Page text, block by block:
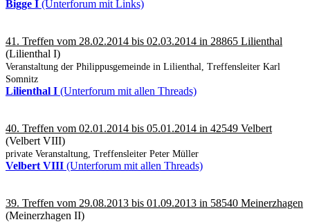
Bigge I (Unterforum mit Links)
41. Treffen vom 28.02.2014 bis 02.03.2014 in 28865 Lilienthal
(Lilienthal I)
Veranstaltung der Philippusgemeinde in Lilienthal, Treffensleiter Karl
Somnitz
Lilienthal I (Unterforum mit allen Threads)
40. Treffen vom 02.01.2014 bis 05.01.2014 in 42549 Velbert
(Velbert VIII)
private Veranstaltung, Treffensleiter Peter Müller
Velbert VIII (Unterforum mit allen Threads)
39. Treffen vom 29.08.2013 bis 01.09.2013 in 58540 Meinerzhagen
(Meinerzhagen II)